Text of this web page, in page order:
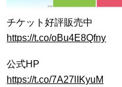
チケット好評販売中
https://t.co/oBu4E8Qfny
公式HP
https://t.co/7A27lIKyuM